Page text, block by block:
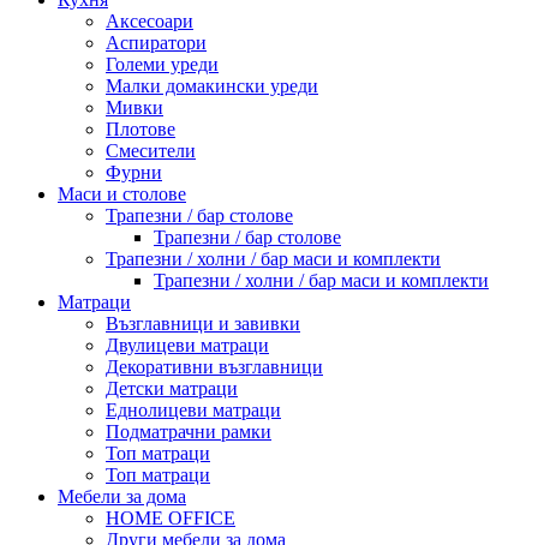
Аксесоари
Аспиратори
Големи уреди
Малки домакински уреди
Мивки
Плотове
Смесители
Фурни
Маси и столове
Трапезни / бар столове
Трапезни / бар столове
Трапезни / холни / бар маси и комплекти
Трапезни / холни / бар маси и комплекти
Матраци
Възглавници и завивки
Двулицеви матраци
Декоративни възглавници
Детски матраци
Еднолицеви матраци
Подматрачни рамки
Топ матраци
Топ матраци
Мебели за дома
HOME OFFICE
Други мебели за дома